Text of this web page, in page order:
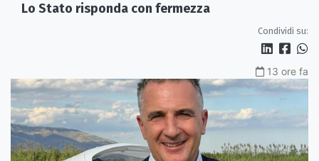
Lo Stato risponda con fermezza
Condividi su:
13 ore fa